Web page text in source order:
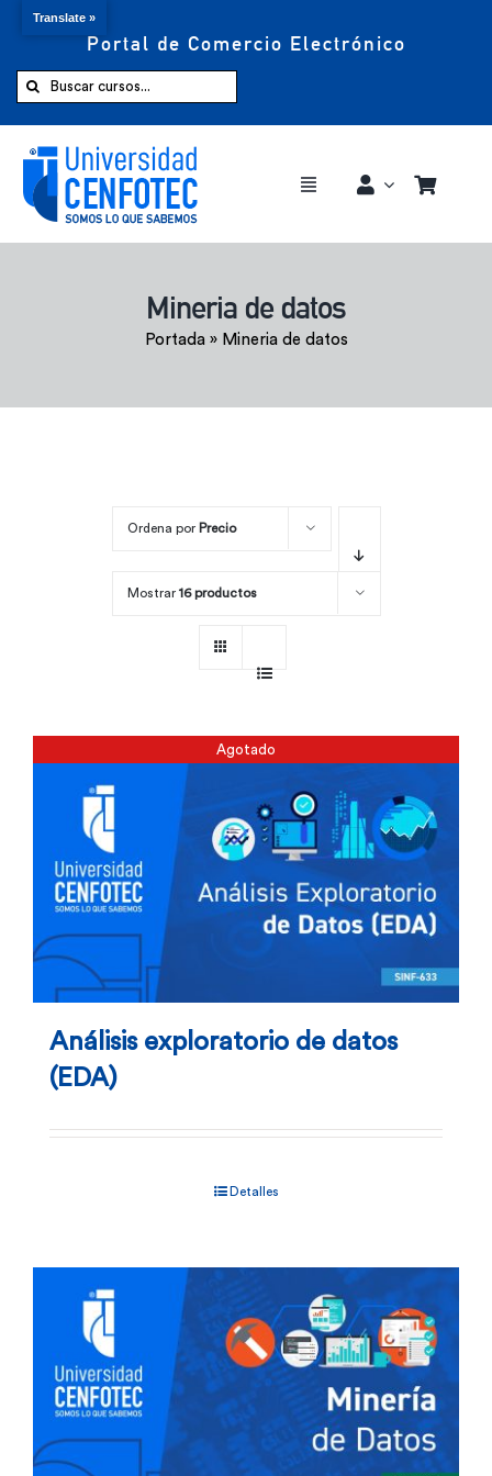
Portal de Comercio Electrónico
Buscar:
Toggle
Comprar ahora
Mineria de datos
Portada» Mineria de datos
Ordena por Precio
Mostrar 16 productos
Agotado
Análisis exploratorio de datos
(EDA)
Detalles
Translate »